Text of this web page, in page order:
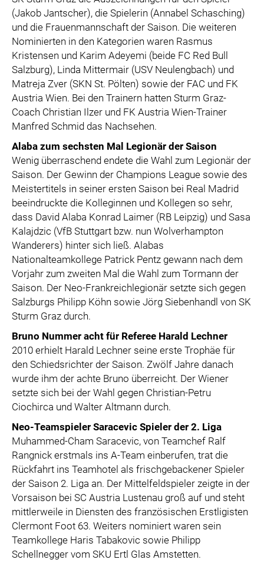
(Jakob Jantscher), die Spielerin (Annabel Schasching)
und die Frauenmannschaft der Saison. Die weiteren
Nominierten in den Kategorien waren Rasmus
Kristensen und Karim Adeyemi (beide FC Red Bull
Salzburg), Linda Mittermair (USV Neulengbach) und
Matreja Zver (SKN St. Pölten) sowie der FAC und FK
Austria Wien. Bei den Trainern hatten Sturm Graz-
Coach Christian Ilzer und FK Austria Wien-Trainer
Manfred Schmid das Nachsehen.
Alaba zum sechsten Mal Legionär der Saison
Wenig überraschend endete die Wahl zum Legionär der
Saison. Der Gewinn der Champions League sowie des
Meistertitels in seiner ersten Saison bei Real Madrid
beeindruckte die Kolleginnen und Kollegen so sehr,
dass David Alaba Konrad Laimer (RB Leipzig) und Sasa
Kalajdzic (VfB Stuttgart bzw. nun Wolverhampton
Wanderers) hinter sich ließ. Alabas
Nationalteamkollege Patrick Pentz gewann nach dem
Vorjahr zum zweiten Mal die Wahl zum Tormann der
Saison. Der Neo-Frankreichlegionär setzte sich gegen
Salzburgs Philipp Köhn sowie Jörg Siebenhandl von SK
Sturm Graz durch.
Bruno Nummer acht für Referee Harald Lechner
2010 erhielt Harald Lechner seine erste Trophäe für
den Schiedsrichter der Saison. Zwölf Jahre danach
wurde ihm der achte Bruno überreicht. Der Wiener
setzte sich bei der Wahl gegen Christian-Petru
Ciochirca und Walter Altmann durch.
Neo-Teamspieler Saracevic Spieler der 2. Liga
Muhammed-Cham Saracevic, von Teamchef Ralf
Rangnick erstmals ins A-Team einberufen, trat die
Rückfahrt ins Teamhotel als frischgebackener Spieler
der Saison 2. Liga an. Der Mittelfeldspieler zeigte in der
Vorsaison bei SC Austria Lustenau groß auf und steht
mittlerweile in Diensten des französischen Erstligisten
Clermont Foot 63. Weiters nominiert waren sein
Teamkollege Haris Tabakovic sowie Philipp
Schellnegger vom SKU Ertl Glas Amstetten.